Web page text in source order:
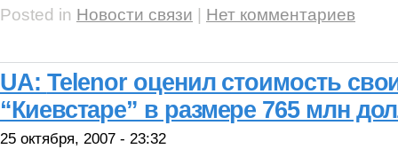
Posted in Новости связи | Нет комментариев
UA: Telenor оценил стоимость
“Киевстаре” в размере 765 млн
25 октября, 2007 - 23:32